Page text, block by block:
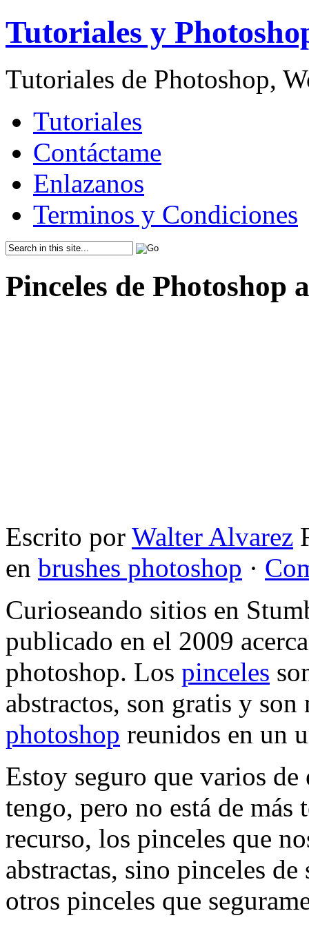
Tutoriales y
Tutoriales de Photoshop,
Tutoriales
Contáctame
Enlazanos
Terminos y Condiciones
Pinceles de Photoshop
Escrito por Walter Alvarez
en brushes photoshop ·
Curioseando sitios en
publicado en el 2009
photoshop. Los pinceles
abstractos, son gratis y
photoshop reunidos en un
Estoy seguro que varios de
tengo, pero no está de más
recurso, los pinceles que
abstractas, sino pinceles
otros pinceles que